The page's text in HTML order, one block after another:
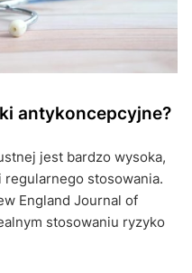
antykoncepcyjne?
jest bardzo wysoka,
regularnego stosowania.
England Journal of
stosowaniu ryzyko